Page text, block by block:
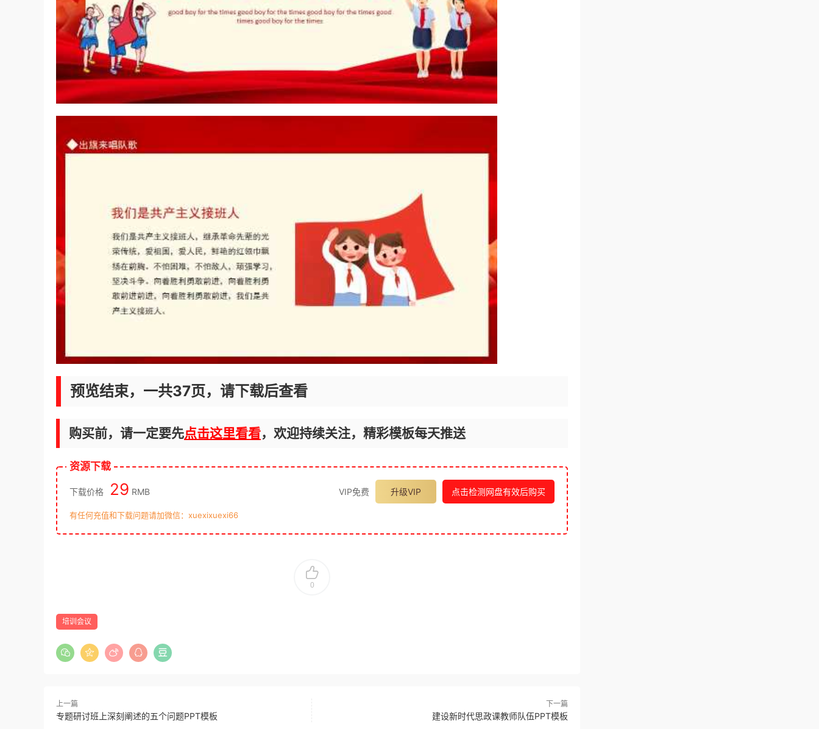
预览结束，一共37页，请下载后查看
购买前，请一定要先点击这里看看，欢迎持续关注，精彩模板每天推送
资源下载
下载价格 29 RMB VIP免费 升级VIP 点击检测网盘有效后购买
有任何充值和下载问题请加微信：xuexixuexi66
0
培训会议
上一篇
专题研讨班上深刻阐述的五个问题PPT模板
下一篇
建设新时代思政课教师队伍PPT模板